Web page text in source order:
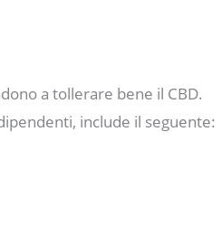
a tollerare bene il CBD.
include il seguente: